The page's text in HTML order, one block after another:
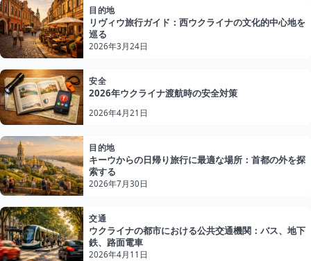
目的地
リヴィウ旅行ガイド：西ウクライナの文化的中心地を
巡る
2026年3月24日
安全
2026年ウクライナ渡航時の安全対策
2026年4月21日
目的地
キーウからの日帰り旅行に最適な場所：首都の外を探
索する
2026年7月30日
交通
ウクライナの都市における公共交通機関：バス、地下
鉄、路面電車
2026年4月11日